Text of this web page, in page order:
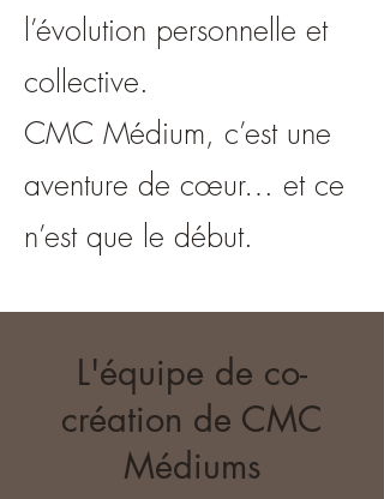
l’évolution personnelle et
collective.
CMC Médium, c’est une
aventure de cœur… et ce
n’est que le début.
L'équipe de co-
création de CMC
Médiums